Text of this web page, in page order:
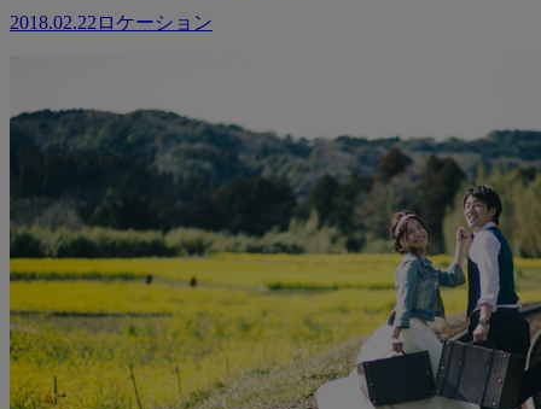
2018.02.22 ロケーション